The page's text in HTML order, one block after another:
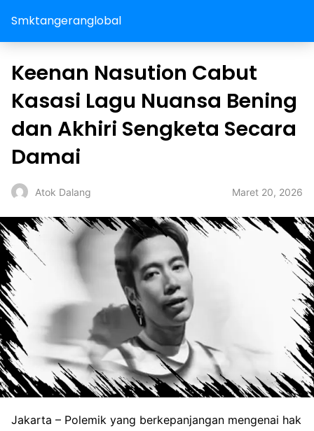
Smktangeranglobal
Keenan Nasution Cabut
Kasasi Lagu Nuansa Bening
dan Akhiri Sengketa Secara
Damai
Atok Dalang Maret 20, 2026
Jakarta – Polemik yang berkepanjangan mengenai hak